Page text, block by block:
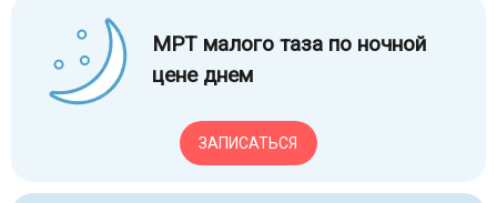
МРТ малого таза по ночной
цене днем
ЗАПИСАТЬСЯ